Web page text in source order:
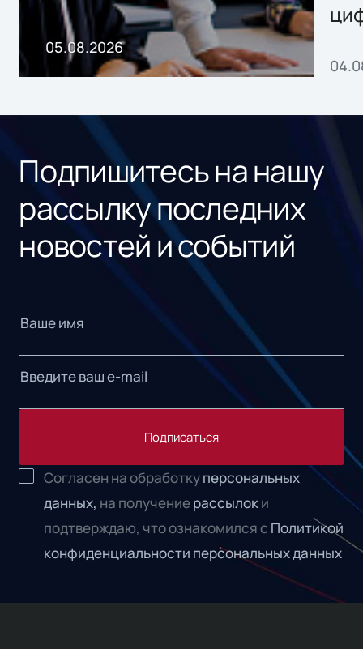
05.08.2026
Подпишитесь на нашу
рассылку последних
новостей и событий
Подписаться
Согласен на обработкуперсональных
данных, на получениерассылоки
подтверждаю, что ознакомился с Политикой
конфиденциальности персональных данных